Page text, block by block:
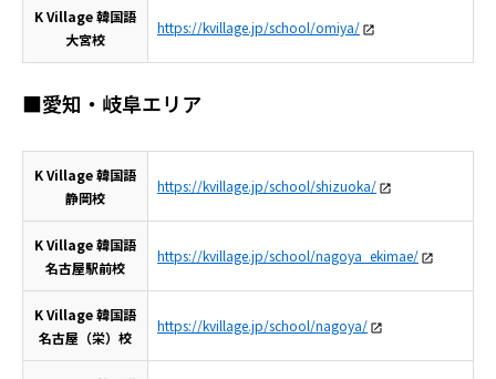
K Village 韓国語
大宮校
https://kvillage.jp/school/omiya/
■愛知・岐阜エリア
K Village 韓国語
静岡校
https://kvillage.jp/school/shizuoka/
K Village 韓国語
名古屋駅前校
https://kvillage.jp/school/nagoya_ekimae/
K Village 韓国語
名古屋（栄）校
https://kvillage.jp/school/nagoya/